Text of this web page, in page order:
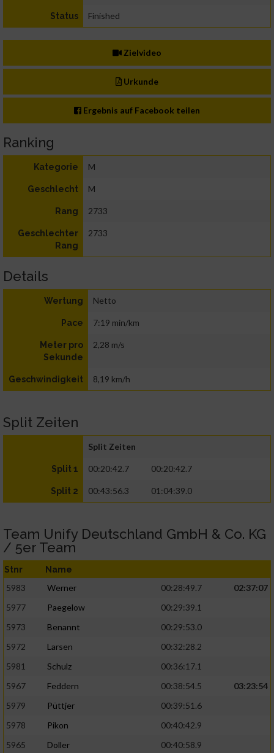
Status Finished
Zielvideo
Urkunde
Ergebnis auf Facebook teilen
Ranking
Kategorie M
Geschlecht M
Rang 2733
Geschlechter
Rang
2733
Details
Wertung Netto
Pace 7:19 min/km
Meter pro
Sekunde
2,28 m/s
Geschwindigkeit 8,19 km/h
Split Zeiten
Split Zeiten
Split 1 00:20:42.7 00:20:42.7
Split 2 00:43:56.3 01:04:39.0
Team Unify Deutschland GmbH & Co. KG
/ 5er Team
Stnr Name
5983 Werner 00:28:49.7
02:37:07
5977
Paegelow
00:29:39.1
5973
Benannt
00:29:53.0
5972
Larsen
00:32:28.2
5981
Schulz
00:36:17.1
5967
Feddern 00:38:54.5
03:23:54
5979
Püttjer
00:39:51.6
5978
Pikon
00:40:42.9
5965
Doller
00:40:58.9